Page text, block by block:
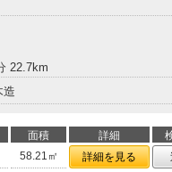
22.7km
造
面積 詳細
58.21㎡ 詳細を見る